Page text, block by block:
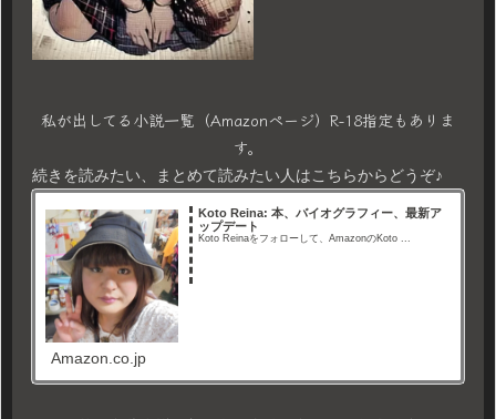
私が出してる小説一覧（Amazonページ）R-18指定もありま
す。
続きを読みたい、まとめて読みたい人はこちらからどうぞ♪
Koto Reina: 本、バイオグラフィー、最新ア
ップデート
Koto Reinaをフォローして、AmazonのKoto ...
Amazon.co.jp